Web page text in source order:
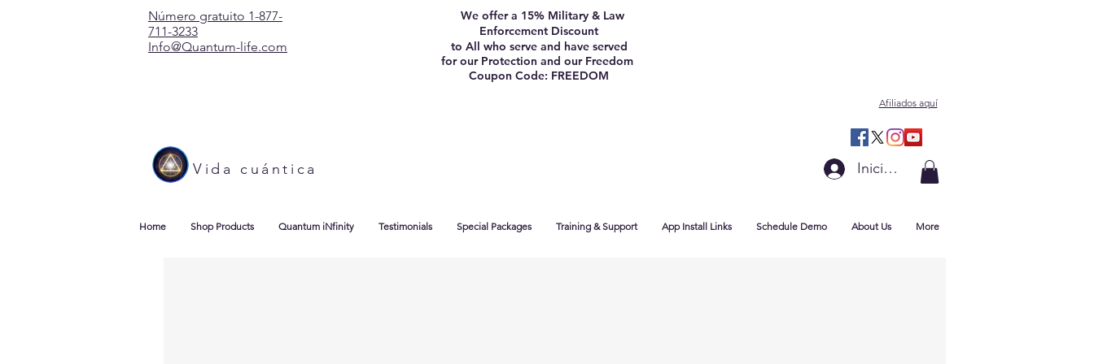
Número gratuito 1-877-
711-3233
Info@Quantum-life.com
We offer a 15% Military & Law
Enforcement Discount
to All who serve and have served
for our Protection and our Freedom
Coupon Code: FREEDOM
Afiliados aquí
Vida cuántica Iniciar sesión
Home Shop Products Quantum iNfinity Testimonials Special Packages Training & Support App Install Links Schedule Demo About Us More